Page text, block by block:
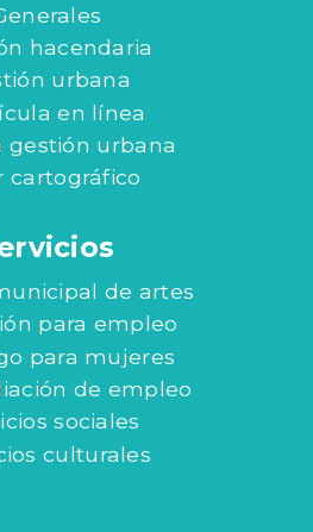
hacendaria
urbana
en línea
gestión urbana
cartográfico
de artes
para empleo
para mujeres
de empleo
sociales
culturales